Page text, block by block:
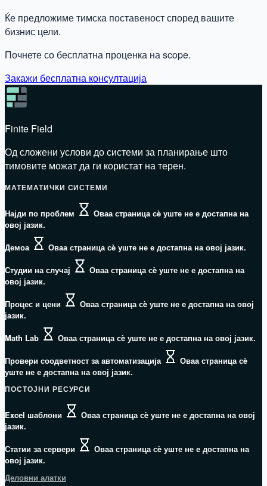
Ќе предложиме тимска поставеност според вашите
бизнис цели.
Почнете со бесплатна проценка на scope.
Закажи бесплатна консултација
Finite Field
Од сложени услови до системи за планирање што
тимовите можат да ги користат на терен.
МАТЕМАТИЧКИ СИСТЕМИ
Најди по проблем
Оваа страница сè уште не е достапна на
овој јазик.
Демоа
Оваа страница сè уште не е достапна на овој јазик.
Студии на случај
Оваа страница сè уште не е достапна на
овој јазик.
Процес и цени
Оваа страница сè уште не е достапна на овој
јазик.
Math Lab
Оваа страница сè уште не е достапна на овој јазик.
Провери соодветност за автоматизација
Оваа страница сè
уште не е достапна на овој јазик.
ПОСТОЈНИ РЕСУРСИ
Excel шаблони
Оваа страница сè уште не е достапна на овој
јазик.
Статии за сервери
Оваа страница сè уште не е достапна на
овој јазик.
Деловни алатки